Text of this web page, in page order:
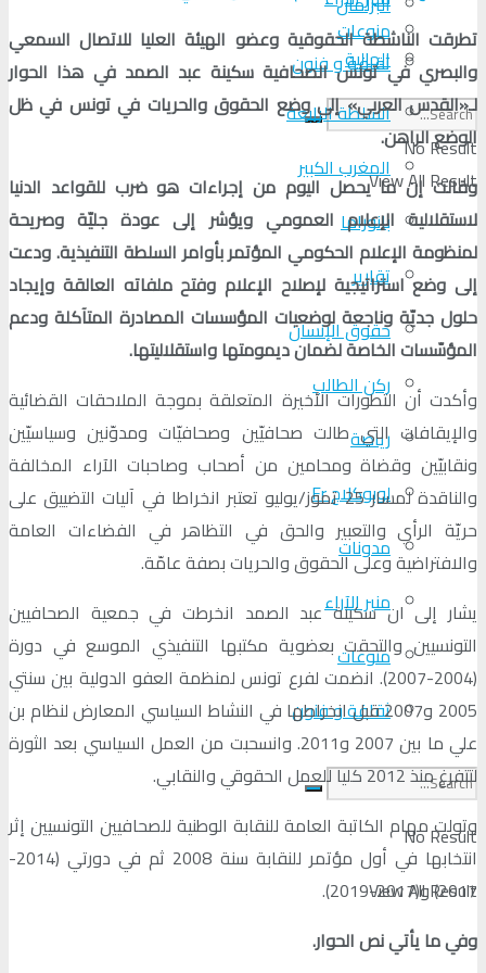
منوعات
ثقافة و فنون
No Result
View All Result
الجالية
السلطة الرابعة
المغرب الكبير
بانوراما
تقارير
حقوق الإنسان
ركن الطالب
رياضة
لوبوكلاج Fr
مدونات
منبر الآراء
منوعات
ثقافة و فنون
No Result
View All Result
تطرقت الناشطة الحقوقية وعضو الهيئة العليا للاتصال السمعي
والبصري في تونس الصحافية سكينة عبد الصمد في هذا الحوار
لـ«القدس العربي» إلى وضع الحقوق والحريات في تونس في ظل
الوضع الراهن.
وقالت إن ما يحصل اليوم من إجراءات هو ضرب للقواعد الدنيا
لاستقلالية الإعلام العمومي ويؤشر إلى عودة جليّة وصريحة
لمنظومة الإعلام الحكومي المؤتمر بأوامر السلطة التنفيذية. ودعت
إلى وضع استراتيجية لإصلاح الإعلام وفتح ملفاته العالقة وإيجاد
حلول جديّة وناجعة لوضعيات المؤسسات المصادرة المتآكلة ودعم
المؤسّسات الخاصة لضمان ديمومتها واستقلاليتها.
وأكدت أن التطورات الأخيرة المتعلقة بموجة الملاحقات القضائية
والإيقافات التي طالت صحافيّين وصحافيّات ومدوّنين وسياسيّين
ونقابيّين وقضاة ومحامين من أصحاب وصاحبات الآراء المخالفة
والناقدة لمسار 25 تموز/يوليو تعتبر انخراطا في آليات التضييق على
حريّة الرأي والتعبير والحق في التظاهر في الفضاءات العامة
والافتراضية وعلى الحقوق والحريات بصفة عامّة.
يشار إلى ان سكينة عبد الصمد انخرطت في جمعية الصحافيين
التونسيين والتحقت بعضوية مكتبها التنفيذي الموسع في دورة
(2004-2007). انضمت لفرع تونس لمنظمة العفو الدولية بين سنتي
2005 و2007 قبل انخراطها في النشاط السياسي المعارض لنظام بن
علي ما بين 2007 و2011. وانسحبت من العمل السياسي بعد الثورة
لتتفرغ منذ 2012 كليا للعمل الحقوقي والنقابي.
وتولت مهام الكاتبة العامة للنقابة الوطنية للصحافيين التونسيين إثر
انتخابها في أول مؤتمر للنقابة سنة 2008 ثم في دورتي (2014-
2017) و(2017-2019).
وفي ما يأتي نص الحوار.